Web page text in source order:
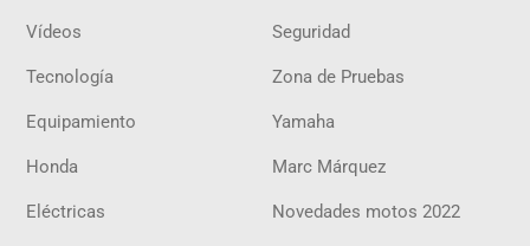
Vídeos Seguridad
Tecnología Zona de Pruebas
Equipamiento Yamaha
Honda Marc Márquez
Eléctricas Novedades motos 2022